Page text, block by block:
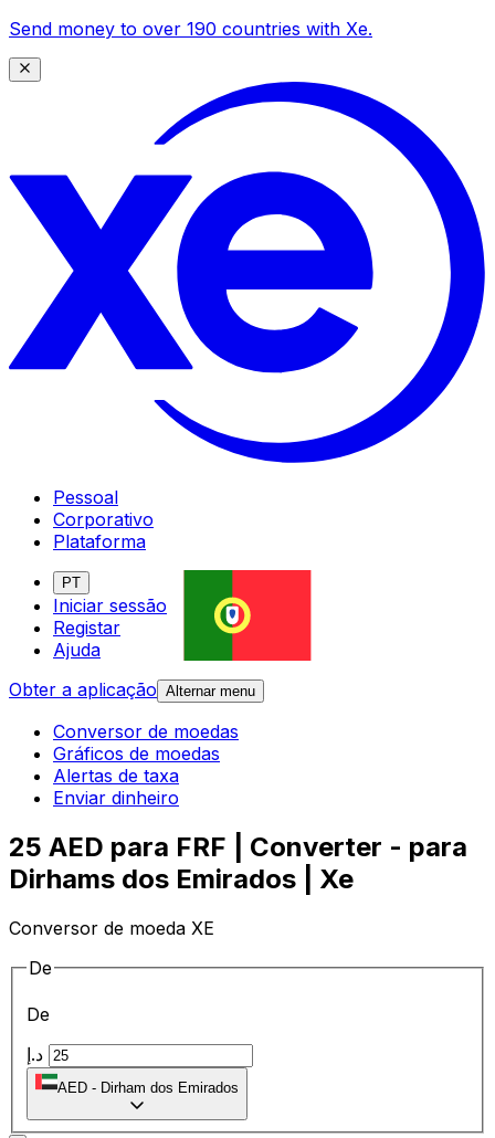
Send money to over 190 countries with Xe.
Pessoal
Corporativo
Plataforma
PT
Iniciar sessão
Registar
Ajuda
Obter a aplicação Alternar menu
Conversor de moedas
Gráficos de moedas
Alertas de taxa
Enviar dinheiro
25 AED para FRF | Converter - para
Dirhams dos Emirados | Xe
Conversor de moeda XE
De
De
AED - Dirham dos Emirados